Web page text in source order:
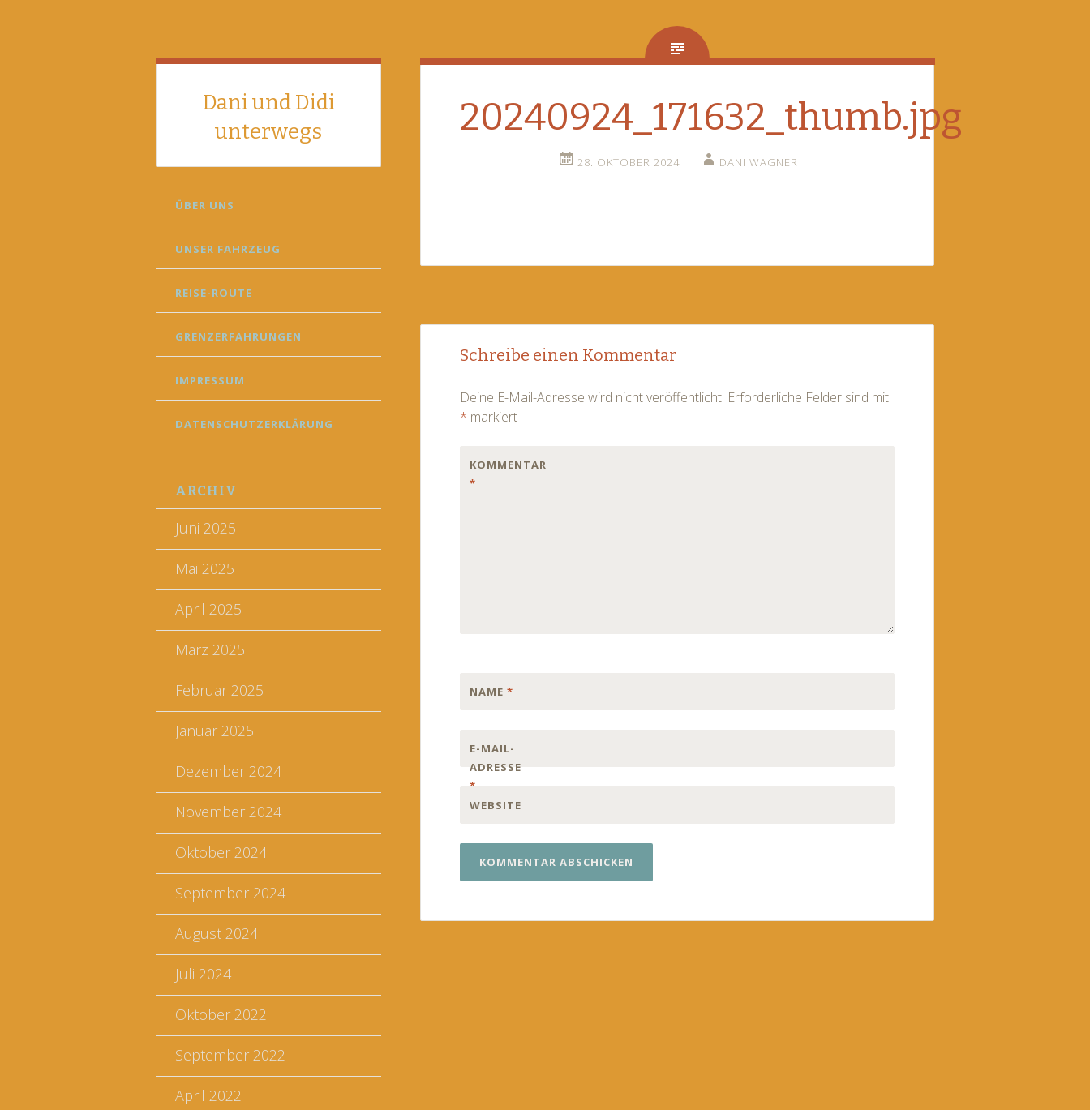
Dani und Didi
unterwegs
SKIP
TO
ÜBER UNS
UNSER FAHRZEUG
REISE-ROUTE
GRENZERFAHRUNGEN
IMPRESSUM
DATENSCHUTZERKLÄRUNG
ARCHIV
Juni 2025
Mai 2025
April 2025
März 2025
Februar 2025
Januar 2025
Dezember 2024
November 2024
Oktober 2024
September 2024
August 2024
Juli 2024
Oktober 2022
September 2022
April 2022
20240924_171632_thumb.jpg
28. OKTOBER 2024 DANI WAGNER
Post
Schreibe einen Kommentar
Deine E-Mail-Adresse wird nicht veröffentlicht. Erforderliche Felder sind mit
* markiert
KOMMENTAR
*
NAME*
E-MAIL-
ADRESSE
*
WEBSITE